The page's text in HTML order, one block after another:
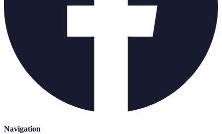
Navigation